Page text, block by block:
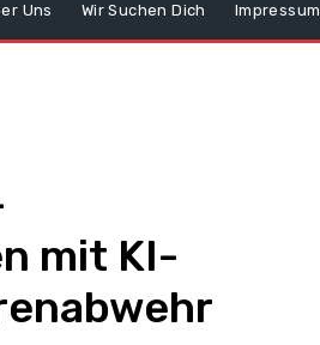
Uns Wir Suchen Dich Impressum
mit KI-